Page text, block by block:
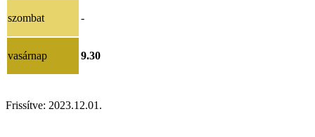
szombat -
vasárnap 9.30
Frissítve: 2023.12.01.